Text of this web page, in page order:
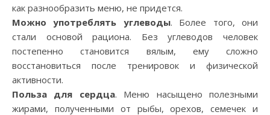
как разнообразить меню, не придется.
Можно употреблять углеводы. Более того, они
стали основой рациона. Без углеводов человек
постепенно становится вялым, ему сложно
восстановиться после тренировок и физической
активности.
Польза для сердца. Меню насыщено полезными
жирами, полученными от рыбы, орехов, семечек и